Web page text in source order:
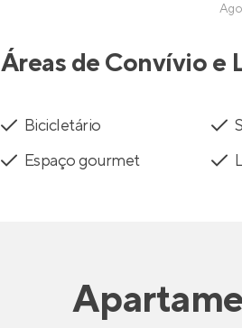
Áreas de Convívio e
Bicicletário
Espaço gourmet